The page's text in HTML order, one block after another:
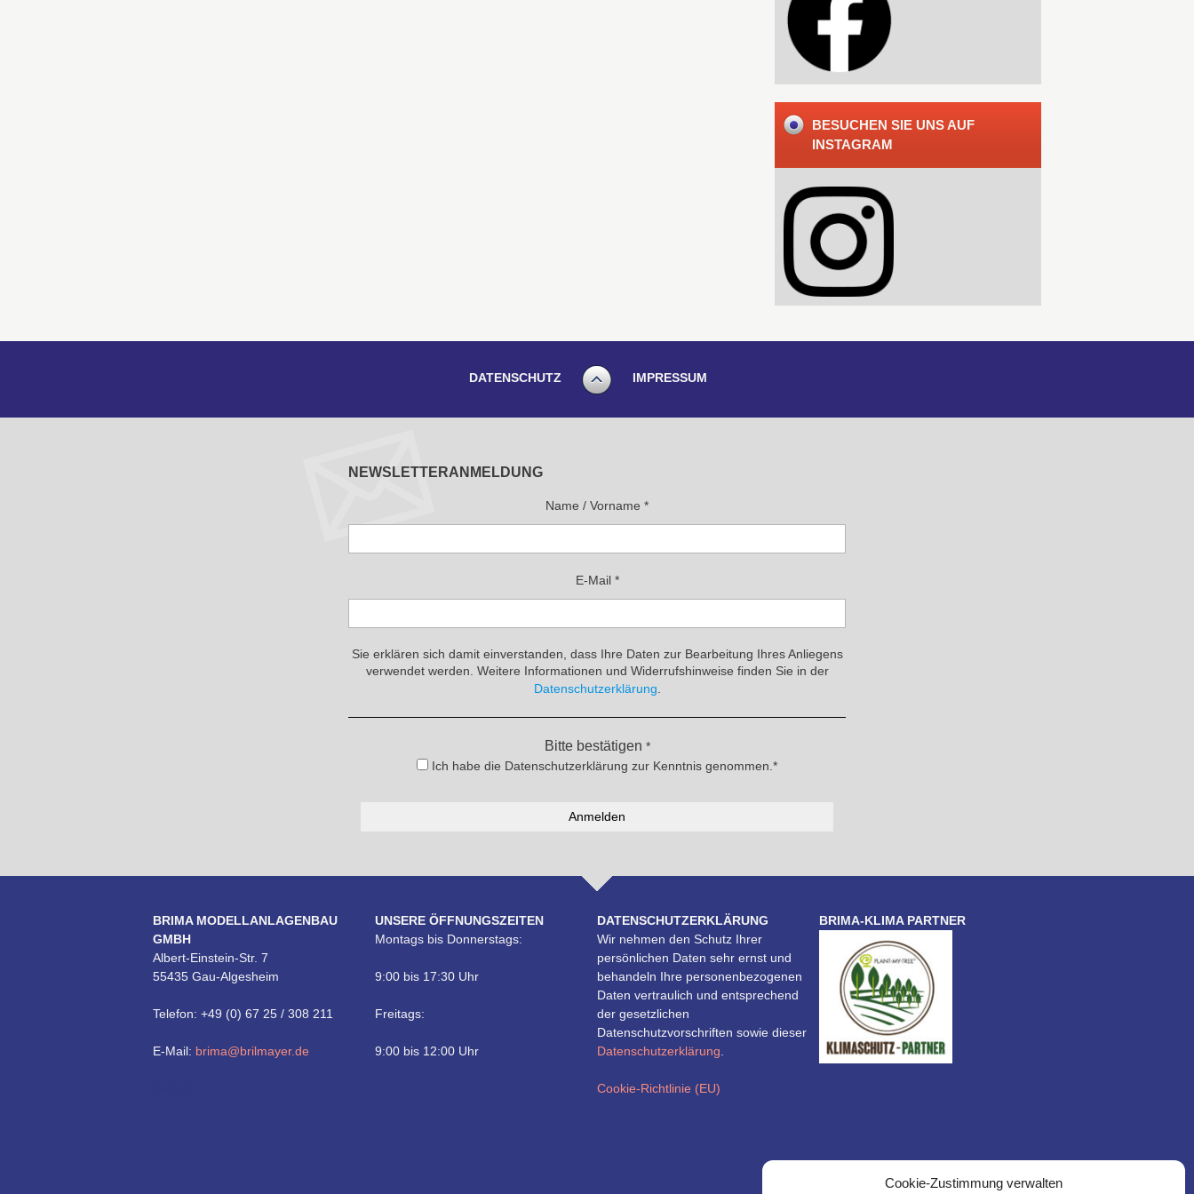
Cookie-Zustimmung verwalten
BESUCHEN SIE UNS AUF
INSTAGRAM
DATENSCHUTZ IMPRESSUM
NEWSLETTERANMELDUNG
Name / Vorname *
E-Mail *
Sie erklären sich damit einverstanden, dass Ihre Daten zur Bearbeitung Ihres Anliegens
verwendet werden. Weitere Informationen und Widerrufshinweise finden Sie in der
Datenschutzerklärung
Bitte bestätigen *
Ich habe die Datenschutzerklärung zur Kenntnis genommen.*
BRIMA MODELLANLAGENBAU
GMBH
Albert-Einstein-Str. 7
55435 Gau-Algesheim
Telefon: +49 (0) 67 25 / 308 211
E-Mail: brima@brilmayer.de
UNSERE ÖFFNUNGSZEITEN
Montags bis Donnerstags:
9:00 bis 17:30 Uhr
Freitags:
9:00 bis 12:00 Uhr
DATENSCHUTZERKLÄRUNG
Wir nehmen den Schutz Ihrer
persönlichen Daten sehr ernst und
behandeln Ihre personenbezogenen
Daten vertraulich und entsprechend
der gesetzlichen
Datenschutzvorschriften sowie dieser
Datenschutzerklärung
Cookie-Richtlinie (EU)
BRIMA-KLIMA PARTNER